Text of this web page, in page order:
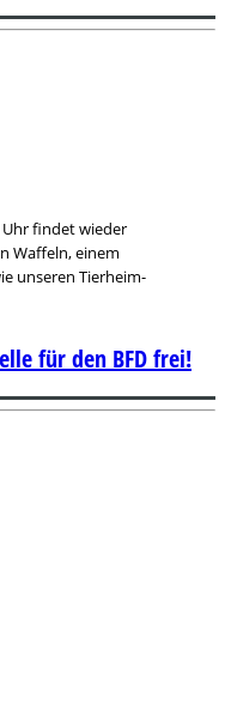
Uhr findet wieder
Waffeln, einem
unseren Tierheim-
für den BFD frei!